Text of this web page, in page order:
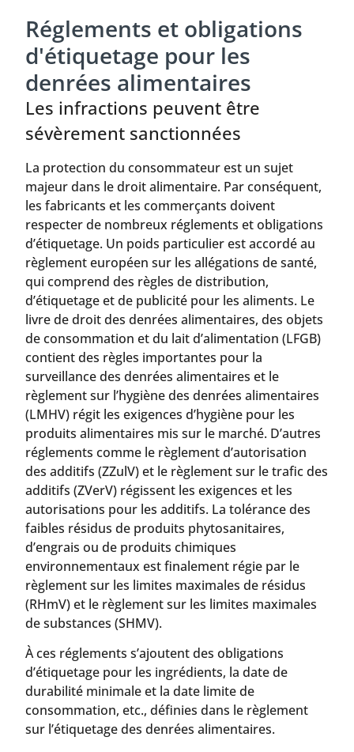
Réglements et obligations
d'étiquetage pour les
denrées alimentaires
Les infractions peuvent être
sévèrement sanctionnées
La protection du consommateur est un sujet
majeur dans le droit alimentaire. Par conséquent,
les fabricants et les commerçants doivent
respecter de nombreux réglements et obligations
d’étiquetage. Un poids particulier est accordé au
règlement européen sur les allégations de santé,
qui comprend des règles de distribution,
d’étiquetage et de publicité pour les aliments. Le
livre de droit des denrées alimentaires, des objets
de consommation et du lait d’alimentation (LFGB)
contient des règles importantes pour la
surveillance des denrées alimentaires et le
règlement sur l’hygiène des denrées alimentaires
(LMHV) régit les exigences d’hygiène pour les
produits alimentaires mis sur le marché. D’autres
réglements comme le règlement d’autorisation
des additifs (ZZulV) et le règlement sur le trafic des
additifs (ZVerV) régissent les exigences et les
autorisations pour les additifs. La tolérance des
faibles résidus de produits phytosanitaires,
d’engrais ou de produits chimiques
environnementaux est finalement régie par le
règlement sur les limites maximales de résidus
(RHmV) et le règlement sur les limites maximales
de substances (SHMV).
À ces réglements s’ajoutent des obligations
d’étiquetage pour les ingrédients, la date de
durabilité minimale et la date limite de
consommation, etc., définies dans le règlement
sur l’étiquetage des denrées alimentaires.